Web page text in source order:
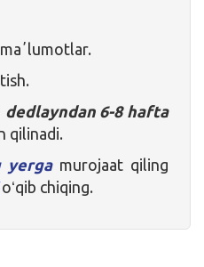
dedlayndan 6-8 hafta
qilinadi.
yergamurojaat qiling
chiqing.